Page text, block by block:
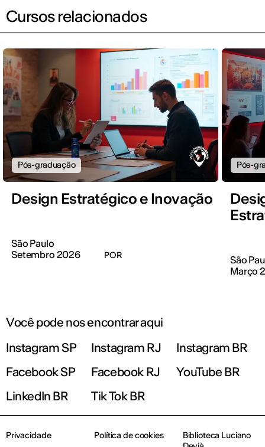
Cursos relacionados
Pós-graduação
Design Estratégico e Inovação
São Paulo
Setembro 2026
POR
Pós-
São
Março
Você pode nos encontrar aqui
Instagram SP
Instagram RJ
Instagram BR
Facebook SP
Facebook RJ
YouTube BR
LinkedIn BR
Tik Tok BR
Privacidade Política de cookies
Biblioteca Luciano